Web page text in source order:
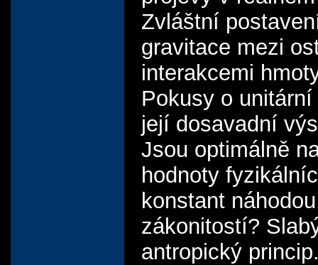
Zvláštní
gravitace mezi
interakcemi
Pokusy o
její dosavadní
Jsou optimálně
hodnoty
konstant
zákonitostí?
antropický